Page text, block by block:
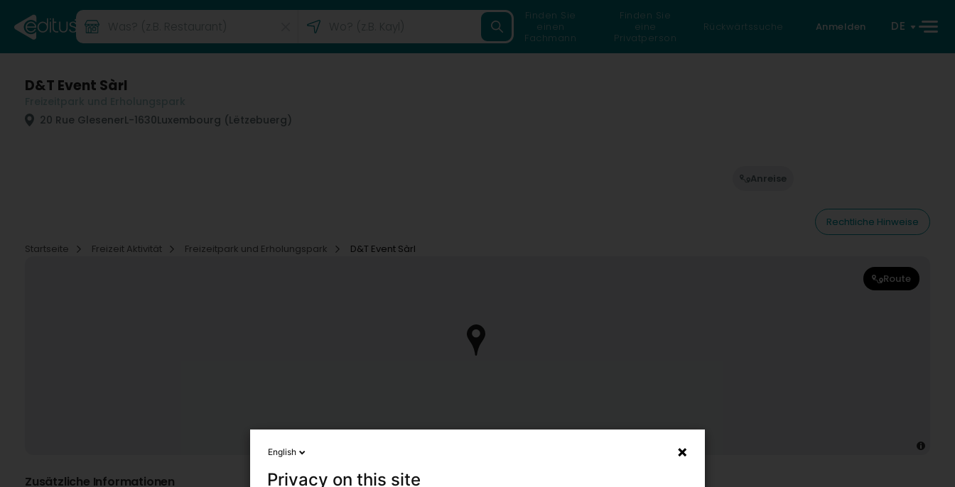
Finden Sie
einen
Fachmann
Finden Sie
eine
Privatperson
Rückwärtssuche Anmelden DE
D&T Event Sàrl
20 Rue GlesenerL-1630Luxembourg (Lëtzebuerg)
Anreise
Rechtliche Hinweise
Startseite
Freizeit Aktivität Freizeitpark und Erholungspark D&T Event Sàrl
Route
Zusätzliche Informationen
English
Privacy on this site